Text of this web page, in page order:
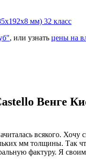
мм) 32 класс
, или узнать цены на
Венге
всякого.
мм толщины. Так
фактуру. Я